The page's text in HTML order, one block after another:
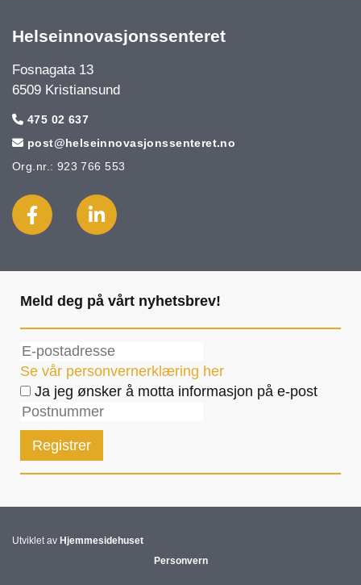
Helseinnovasjonssenteret
Fosnagata 13
6509 Kristiansund
 475 02 637
 post@helseinnovasjonssenteret.no
Org.nr.: 923 766 553
Meld deg på vårt nyhetsbrev!
Se vår personvernerklæring her
Ja jeg ønsker å motta informasjon på e-post
Utviklet av Hjemmesidehuset
Personvern